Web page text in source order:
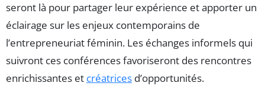
seront là pour partager leur expérience et apporter un
éclairage sur les enjeux contemporains de
l’entrepreneuriat féminin. Les échanges informels qui
suivront ces conférences favoriseront des rencontres
enrichissantes et créatrices d’opportunités.